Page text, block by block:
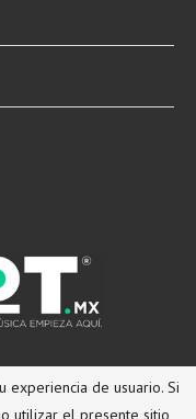
experiencia de usuario. Si
utilizar el presente sitio